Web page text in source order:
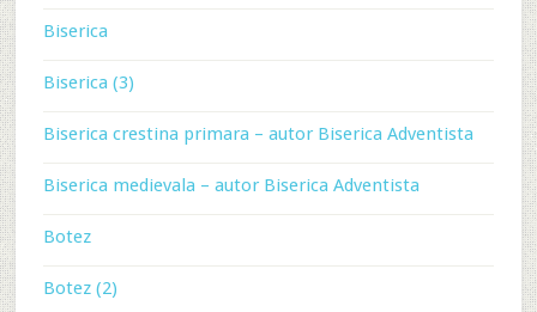
Biserica
Biserica (3)
Biserica crestina primara – autor Biserica Adventista
Biserica medievala – autor Biserica Adventista
Botez
Botez (2)